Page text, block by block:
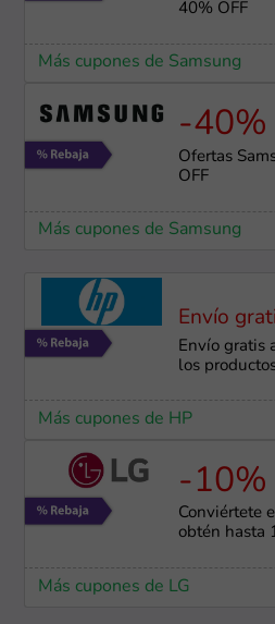
40% OFF
Más cupones de Samsung
-40%
Ofertas
OFF
Más cupones de Samsung
Envío
Envío gratis
los
Más cupones de HP
-10%
Conviértete
obtén hasta
Más cupones de LG